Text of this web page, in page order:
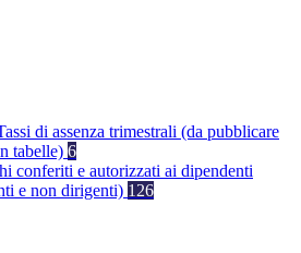
di assenza trimestrali (da pubblicare
tabelle) 6
conferiti e autorizzati ai dipendenti
e non dirigenti) 126